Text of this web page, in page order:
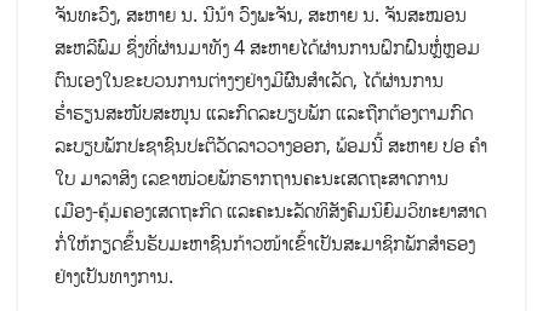
ຈັນທະວົງ, ສະຫາຍ ນ. ນີນ້າ ວົງພະຈັນ, ສະຫາຍ ນ. ຈັນສະໝອນ
ສະຫລີພົມ ຊຶ່ງທີ່ຜ່ານມາທັງ 4 ສະຫາຍໄດ້ຜ່ານການຝຶກຝົນຫໍ່ຼຫຼອມ
ຕົນເອງໃນຂະບວນການຕ່າງໆຢ່າງມີຜົນສໍາເລັດ, ໄດ້ຜ່ານການ
ຮໍ່າຮຽນສະໜັບສະໜູນ ແລະກົດລະບຽບພັກ ແລະຖືກຕ້ອງຕາມກົດ
ລະບຽບພັກປະຊາຊົນປະຕິວັດລາວວາງອອກ, ພ້ອມນີ້ ສະຫາຍ ປອ ຄໍາ
ໃບ ມາລາສິງ ເລຂາໜ່ວຍພັກຮາກຖານຄະນະເສດຖະສາດການ
ເມືອງ-ຄຸ້ມຄອງເສດຖະກິດ ແລະຄະນະລັດທິສັງຄົມນິຍົມວິທະຍາສາດ
ກໍ່ໃຫ້ກຽດຂຶ້ນຮັບມະຫາຊົນກ້າວໜ້າເຂົ້າເປັນສະມາຊິກພັກສຳຮອງ
ຢ່າງເປັນທາງການ.